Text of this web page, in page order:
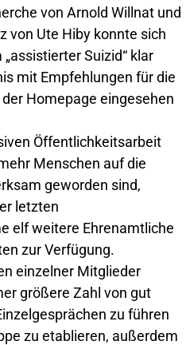
von Arnold Willnat und
von Ute Hiby konnte sich
Suizid“ klar
mit Empfehlungen für die
Homepage eingesehen
Öffentlichkeitsarbeit
Menschen auf die
geworden sind,
letzten
elf weitere Ehrenamtliche
zur Verfügung.
einzelner Mitglieder
größere Zahl von gut
zu führen
zu etablieren, außerdem